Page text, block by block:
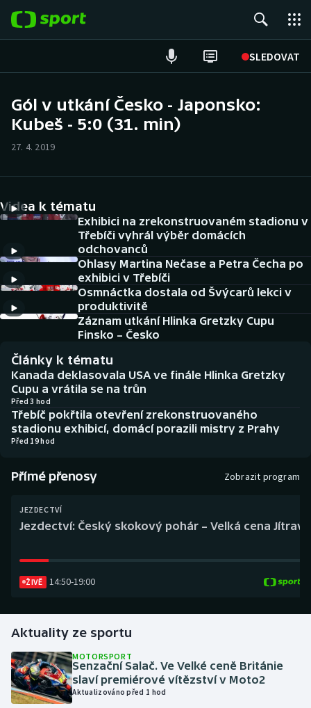
SLEDOVAT
Hokej
Cyklistika
DALŠÍ SPORTY
Americký fotbal
Baseball a softbal
Basketbal
Biatlon
Boby a skeleton
Dostihy
Futsal
Gymnastika
Házená
NEPŘEHLÉDNĚTE
Soutěže
Historické návraty
Aplikace ČT sport
AZ kvíz
Gól v utkání Česko - Japonsko:
Kubeš - 5:0 (31. min)
27. 4. 2019
Videa k tématu
Exhibici na zrekonstruovaném stadionu v
Třebíči vyhrál výběr domácích
odchovanců
Ohlasy Martina Nečase a Petra Čecha po
exhibici v Třebíči
Osmnáctka dostala od Švýcarů lekci v
produktivitě
Záznam utkání Hlinka Gretzky Cupu
Finsko – Česko
Články k tématu
Kanada deklasovala USA ve finále Hlinka Gretzky
Cupu a vrátila se na trůn
Před 3 hod
Třebíč pokřtila otevření zrekonstruovaného
stadionu exhibicí, domácí porazili mistry z Prahy
Před 19 hod
Přímé přenosy Zobrazit program
JEZDECTVÍ
Jezdectví: Český skokový pohár – Velká cena Jítravy
ŽIVĚ 14:50-19:00
Aktuality ze sportu
MOTORSPORT
Senzační Salač. Ve Velké ceně Británie
slaví premiérové vítězství v Moto2
Aktualizováno před 1 hod